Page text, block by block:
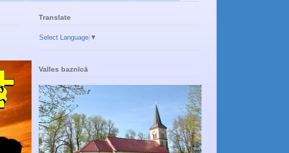
Translate
Select Language ▼
Valles baznīcā